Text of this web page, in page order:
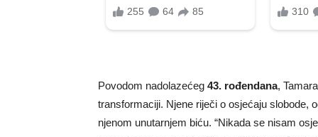
Povodom nadolazećeg 43. rođendana,
transformaciji. Njene riječi o osjećaju slobode,
njenom unutarnjem biću. “Nikada se nisam